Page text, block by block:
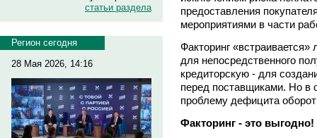
статьи раздела
Регион сегодня
28 Мая 2026, 14:16
предоставления
мероприятиями в части
Факторинг
для непосредственного
кредиторскую - для
перед поставщиками. Но в
проблему дефицита
Факторинг - это выгодно!